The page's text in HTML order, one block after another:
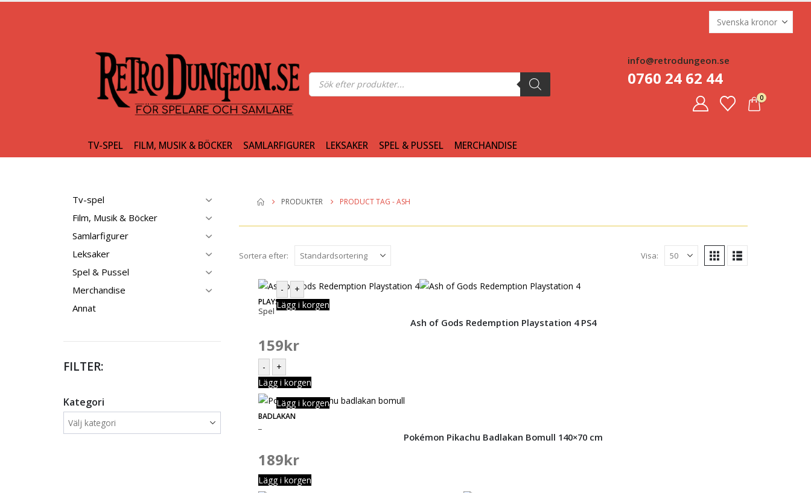
Produktsökning
info@retrodungeon.se
0760 24 62 44
0
TV-SPEL FILM, MUSIK & BÖCKER SAMLARFIGURER LEKSAKER SPEL & PUSSEL MERCHANDISE
PRODUKTER PRODUCT TAG -ASH
Sortera efter: Visa:
PLAYSTATION 4
Spel
-
+
Lägg i korgen
Ash of Gods Redemption Playstation 4 PS4
159kr
-
+
Lägg i korgen
BADLAKAN
Lägg i korgen
Pokémon Pikachu Badlakan Bomull 140×70 cm
189kr
Lägg i korgen
Tv-spel
Film, Musik & Böcker
Samlarfigurer
Leksaker
Spel & Pussel
Merchandise
Annat
FILTER:
Kategori